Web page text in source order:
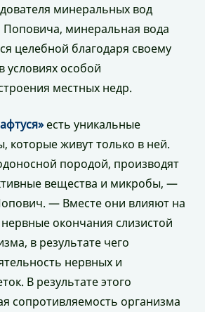
минеральных вод
Поповича, минеральная вода
целебной благодаря своему
особой
местных недр.
есть уникальные
которые живут только в ней.
породой, производят
вещества и микробы, —
— Вместе они влияют на
окончания слизистой
в результате чего
нервных и
В результате этого
сопротивляемость организма